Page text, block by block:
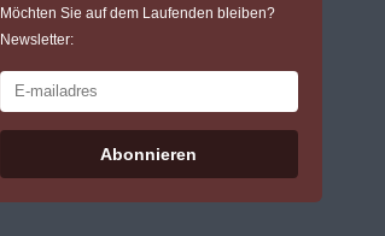
Möchten Sie auf dem Laufenden bleiben?
Newsletter:
Abonnieren